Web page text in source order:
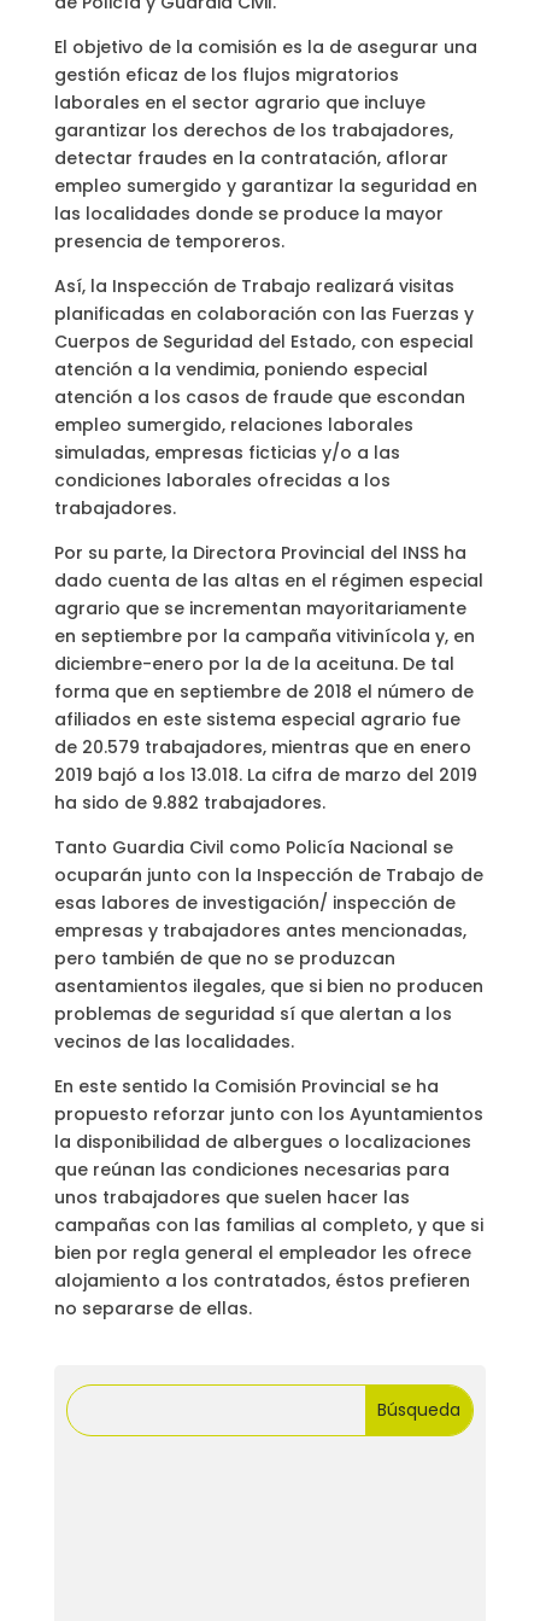
El objetivo de la comisión es la de asegurar una
gestión eficaz de los flujos migratorios
laborales en el sector agrario que incluye
garantizar los derechos de los trabajadores,
detectar fraudes en la contratación, aflorar
empleo sumergido y garantizar la seguridad en
las localidades donde se produce la mayor
presencia de temporeros.
Así, la Inspección de Trabajo realizará visitas
planificadas en colaboración con las Fuerzas y
Cuerpos de Seguridad del Estado, con especial
atención a la vendimia, poniendo especial
atención a los casos de fraude que escondan
empleo sumergido, relaciones laborales
simuladas, empresas ficticias y/o a las
condiciones laborales ofrecidas a los
trabajadores.
Por su parte, la Directora Provincial del INSS ha
dado cuenta de las altas en el régimen especial
agrario que se incrementan mayoritariamente
en septiembre por la campaña vitivinícola y, en
diciembre-enero por la de la aceituna. De tal
forma que en septiembre de 2018 el número de
afiliados en este sistema especial agrario fue
de 20.579 trabajadores, mientras que en enero
2019 bajó a los 13.018. La cifra de marzo del 2019
ha sido de 9.882 trabajadores.
Tanto Guardia Civil como Policía Nacional se
ocuparán junto con la Inspección de Trabajo de
esas labores de investigación/ inspección de
empresas y trabajadores antes mencionadas,
pero también de que no se produzcan
asentamientos ilegales, que si bien no producen
problemas de seguridad sí que alertan a los
vecinos de las localidades.
En este sentido la Comisión Provincial se ha
propuesto reforzar junto con los Ayuntamientos
la disponibilidad de albergues o localizaciones
que reúnan las condiciones necesarias para
unos trabajadores que suelen hacer las
campañas con las familias al completo, y que si
bien por regla general el empleador les ofrece
alojamiento a los contratados, éstos prefieren
no separarse de ellas.